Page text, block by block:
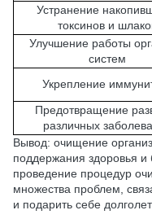
Устранение
токсинов и
Улучшение работы
систем
Укрепление
Предотвращение
различных
Вывод: очищение
поддержания здоровья
проведение процедур
множества проблем,
и подарить себе